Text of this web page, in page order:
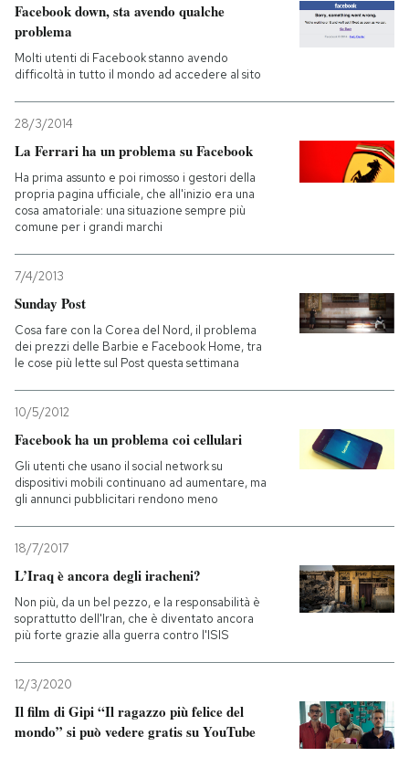
Facebook down, sta avendo qualche
problema
Molti utenti di Facebook stanno avendo
difficoltà in tutto il mondo ad accedere al sito
28/3/2014
La Ferrari ha un problema su Facebook
Ha prima assunto e poi rimosso i gestori della
propria pagina ufficiale, che all'inizio era una
cosa amatoriale: una situazione sempre più
comune per i grandi marchi
7/4/2013
Sunday Post
Cosa fare con la Corea del Nord, il problema
dei prezzi delle Barbie e Facebook Home, tra
le cose più lette sul Post questa settimana
10/5/2012
Facebook ha un problema coi cellulari
Gli utenti che usano il social network su
dispositivi mobili continuano ad aumentare, ma
gli annunci pubblicitari rendono meno
18/7/2017
L’Iraq è ancora degli iracheni?
Non più, da un bel pezzo, e la responsabilità è
soprattutto dell'Iran, che è diventato ancora
più forte grazie alla guerra contro l'ISIS
12/3/2020
Il film di Gipi “Il ragazzo più felice del
mondo” si può vedere gratis su YouTube